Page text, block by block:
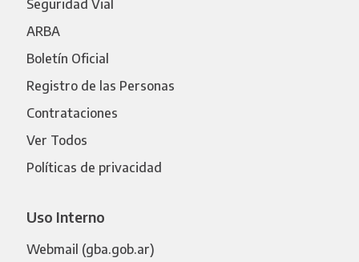
Seguridad Vial
ARBA
Boletín Oficial
Registro de las Personas
Contrataciones
Ver Todos
Políticas de privacidad
Uso Interno
Webmail (gba.gob.ar)